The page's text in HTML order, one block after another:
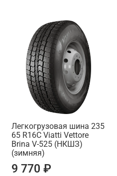
Легкогрузовая шина 235
65 R16C Viatti Vettore
Brina V-525 (НКШЗ)
(зимняя)
9 770 ₽